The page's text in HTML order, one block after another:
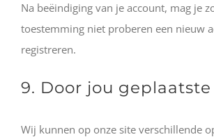
Na beëindiging van je account, mag je
toestemming niet proberen een nieuw
registreren.
9. Door jou
Wij kunnen op onze site verschillende